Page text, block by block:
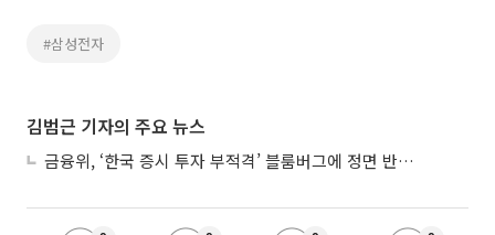
#삼성전자
김범근 기자의 주요 뉴스
금융위, ‘한국 증시 투자 부적격’ 블룸버그에 정면 반박…“근거 불분명”